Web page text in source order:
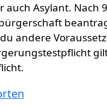
auch Asylant. Nach
andere